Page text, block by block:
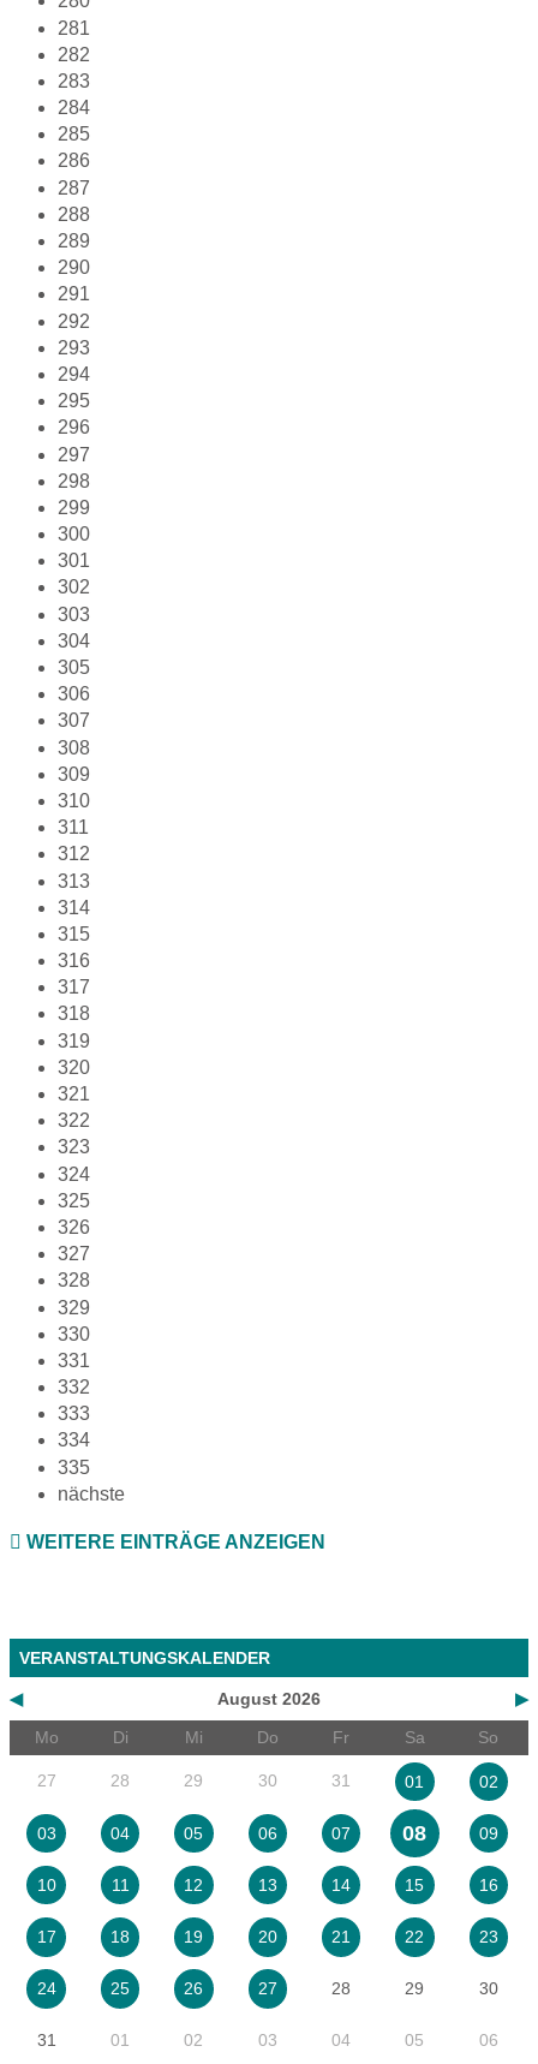
281
282
283
284
285
286
287
288
289
290
291
292
293
294
295
296
297
298
299
300
301
302
303
304
305
306
307
308
309
310
311
312
313
314
315
316
317
318
319
320
321
322
323
324
325
326
327
328
329
330
331
332
333
334
335
nächste
WEITERE EINTRÄGE ANZEIGEN
VERANSTALTUNGSKALENDER
◀ ▶
August 2026
Mo
Di Mi Do Fr Sa So
27 28 29 30 31 01 02
03 04 05 06 07 08 09
10 11 12 13 14 15 16
17 18 19 20 21 22 23
24 25 26 27 28 29 30
31 01 02 03 04 05 06